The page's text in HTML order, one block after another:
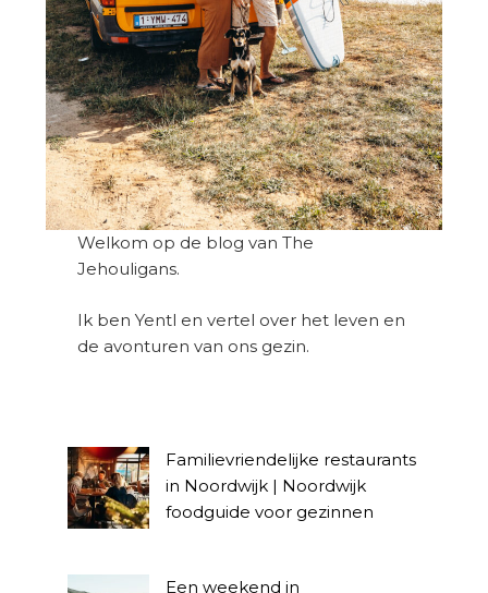
Welkom op de blog van The
Jehouligans.
Ik ben Yentl en vertel over het leven en
de avonturen van ons gezin.
Familievriendelijke restaurants
in Noordwijk | Noordwijk
foodguide voor gezinnen
Een weekend in